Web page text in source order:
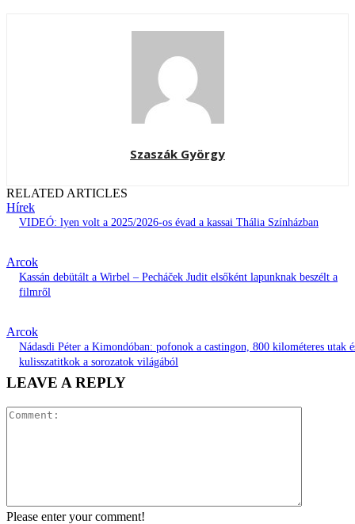
Szaszák György
RELATED ARTICLES
Hírek
VIDEÓ: lyen volt a 2025/2026-os évad a kassai Thália Színházban
Arcok
Kassán debütált a Wirbel – Pecháček Judit elsőként lapunknak beszélt a
filmről
Arcok
Nádasdi Péter a Kimondóban: pofonok a castingon, 800 kilométeres utak
kulisszatitkok a sorozatok világából
LEAVE A REPLY
Please enter your comment!